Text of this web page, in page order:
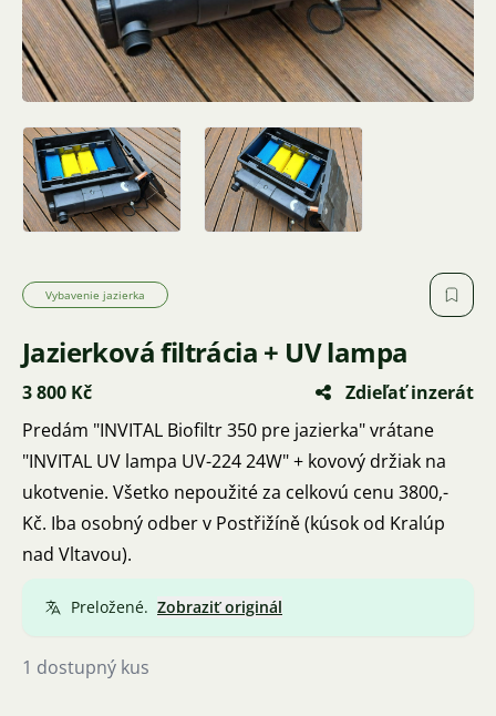
Vybavenie jazierka
Jazierková filtrácia + UV lampa
3 800 Kč
Zdieľať inzerát
Predám "INVITAL Biofiltr 350 pre jazierka" vrátane
"INVITAL UV lampa UV-224 24W" + kovový držiak na
ukotvenie. Všetko nepoužité za celkovú cenu 3800,-
Kč. Iba osobný odber v Postřižíně (kúsok od Kralúp
nad Vltavou).
Preložené. Zobraziť originál
1 dostupný kus